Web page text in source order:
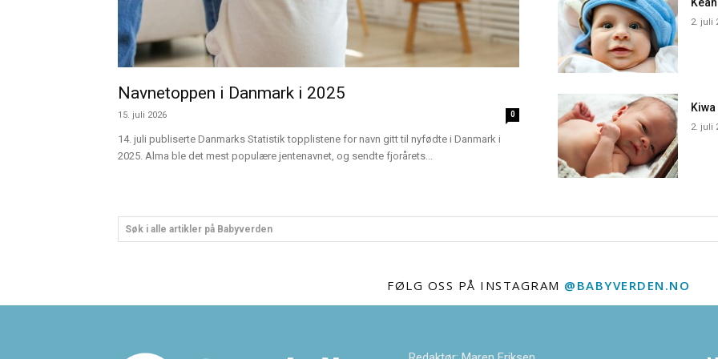
Navnetoppen i Danmark i 2025
15. juli 2026 0
14. juli publiserte Danmarks Statistik topplistene for navn gitt til nyfødte i Danmark i
2025. Alma ble det mest populære jentenavnet, og sendte fjorårets...
2. juli
Kiwa
2. juli
Søk i alle artikler på Babyverden
FØLG OSS PÅ INSTAGRAM @BABYVERDEN.NO